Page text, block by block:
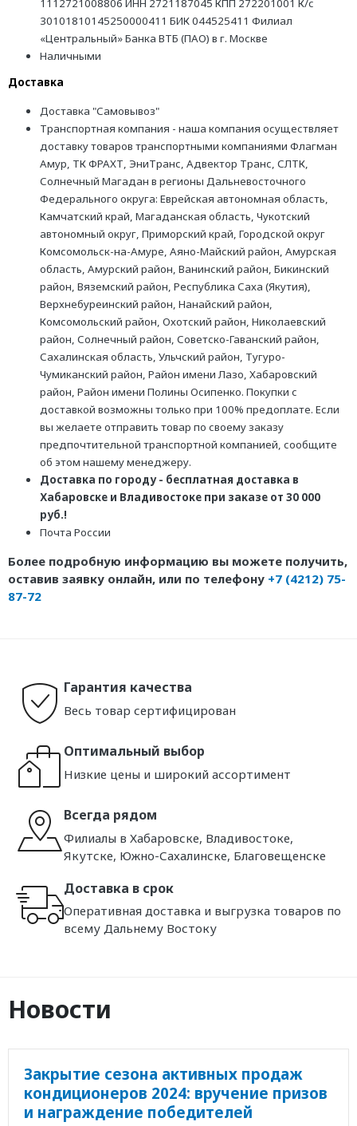
1112721008806 ИНН 2721187045 КПП 272201001 К/с
30101810145250000411 БИК 044525411 Филиал
«Центральный» Банка ВТБ (ПАО) в г. Москве
Наличными
Доставка
Доставка "Самовывоз"
Транспортная компания - наша компания осуществляет
доставку товаров транспортными компаниями Флагман
Амур, ТК ФРАХТ, ЭниТранс, Адвектор Транс, СЛТК,
Солнечный Магадан в регионы Дальневосточного
Федерального округа: Еврейская автономная область,
Камчатский край, Магаданская область, Чукотский
автономный округ, Приморский край, Городской округ
Комсомольск-на-Амуре, Аяно-Майский район, Амурская
область, Амурский район, Ванинский район, Бикинский
район, Вяземский район, Республика Саха (Якутия),
Верхнебуреинский район, Нанайский район,
Комсомольский район, Охотский район, Николаевский
район, Солнечный район, Советско-Гаванский район,
Сахалинская область, Ульчский район, Тугуро-
Чумиканский район, Район имени Лазо, Хабаровский
район, Район имени Полины Осипенко. Покупки с
доставкой возможны только при 100% предоплате. Если
вы желаете отправить товар по своему заказу
предпочтительной транспортной компанией, сообщите
об этом нашему менеджеру.
Доставка по городу - бесплатная доставка в
Хабаровске и Владивостоке при заказе от 30 000
руб.!
Почта России
Более подробную информацию вы можете получить,
оставив заявку онлайн, или по телефону +7 (4212) 75-
87-72
Гарантия качества
Весь товар сертифицирован
Оптимальный выбор
Низкие цены и широкий ассортимент
Всегда рядом
Филиалы в Хабаровске, Владивостоке,
Якутске, Южно-Сахалинске, Благовещенске
Доставка в срок
Оперативная доставка и выгрузка товаров по
всему Дальнему Востоку
Новости
Закрытие сезона активных продаж
кондиционеров 2024: вручение призов
и награждение победителей